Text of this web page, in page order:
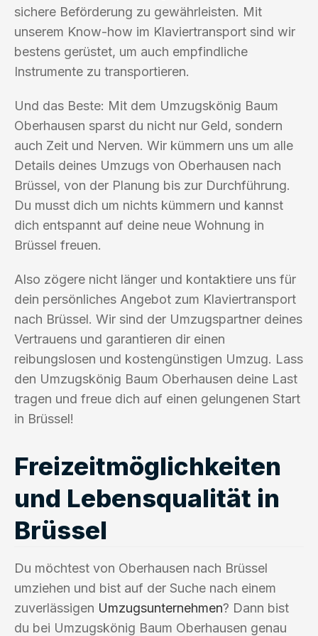
sichere Beförderung zu gewährleisten. Mit
unserem Know-how im Klaviertransport sind wir
bestens gerüstet, um auch empfindliche
Instrumente zu transportieren.
Und das Beste: Mit dem Umzugskönig Baum
Oberhausen sparst du nicht nur Geld, sondern
auch Zeit und Nerven. Wir kümmern uns um alle
Details deines Umzugs von Oberhausen nach
Brüssel, von der Planung bis zur Durchführung.
Du musst dich um nichts kümmern und kannst
dich entspannt auf deine neue Wohnung in
Brüssel freuen.
Also zögere nicht länger und kontaktiere uns für
dein persönliches Angebot zum Klaviertransport
nach Brüssel. Wir sind der Umzugspartner deines
Vertrauens und garantieren dir einen
reibungslosen und kostengünstigen Umzug. Lass
den Umzugskönig Baum Oberhausen deine Last
tragen und freue dich auf einen gelungenen Start
in Brüssel!
Freizeitmöglichkeiten
und Lebensqualität in
Brüssel
Du möchtest von Oberhausen nach Brüssel
umziehen und bist auf der Suche nach einem
zuverlässigen Umzugsunternehmen? Dann bist
du bei Umzugskönig Baum Oberhausen genau